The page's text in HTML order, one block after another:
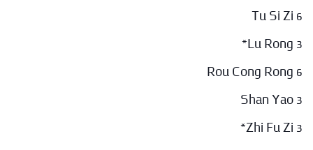
Tu Si Zi 6
Lu Rong 3*
Rou Cong Rong 6
Shan Yao 3
Zhi Fu Zi 3*